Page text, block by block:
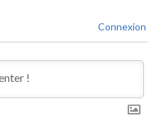
Connexion